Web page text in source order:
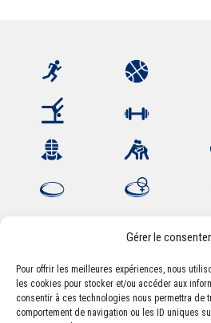
Gérer le
Pour offrir les meilleures expériences, nous
les cookies pour stocker et/ou accéder aux
consentir à ces technologies nous permettra de
comportement de navigation ou les ID uniques
Association Sportive
84, boulevard Léon
CS 80221 - 63021